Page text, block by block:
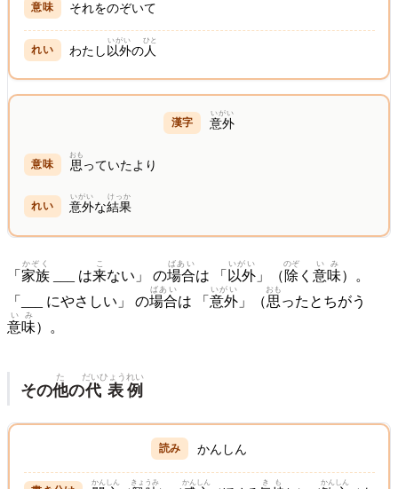
それをのぞいて
わたし 以外
いがい
の人
ひと
意外
いがい
思
おも
っていたより
意外
いがい
な結果
けっか
「 家族
かぞく
___ は来
こ
ない」 の場合
ばあい
は 「 以外
いがい
」（ 除
のぞ
く 意味
いみ
）。
「___ にやさしい」 の場合
ばあい
は 「 意外
いがい
」（思
おも
ったとちがう
意味
いみ
）。
その他
た
の代表
だいひょう
例
れい
かんしん
かんしん きょうみ かんしん きも かんしん